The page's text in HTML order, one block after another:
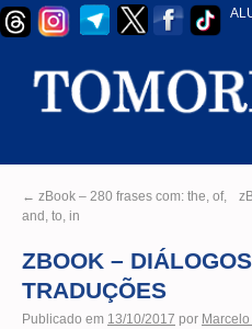
← zBook – 280 frases com: the, of,
and, to, in
ZBOOK –
TRADUÇÕES
Publicado em 13/10/2017 por